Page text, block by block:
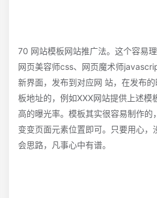
70 网站模板网站推广法。这个容易
网页美容师css、网页魔术师
新界面，发布到对应网 站，在发布
板地址的，例如XXX网站提供上述模
高的曝光率。模板其实很容易制作的
变变页面元素位置即可。只要用心，
会思路，凡事心中有谱。